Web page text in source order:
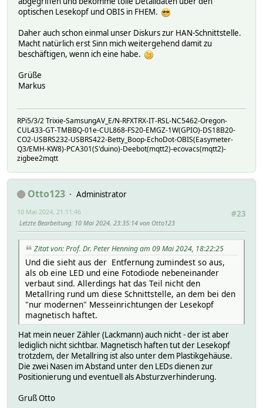
optischen Lesekopf und OBIS in FHEM.
Daher auch schon einmal unser Diskurs zur HAN-Schnittstelle.
Macht natürlich erst Sinn mich weitergehend damit zu
beschäftigen, wenn ich eine habe.
Grüße
Markus
RPi5/3/2 Trixie-SamsungAV_E/N-RFXTRX-IT-RSL-NC5462-Oregon-
CUL433-GT-TMBBQ-01e-CUL868-FS20-EMGZ-1W(GPIO)-DS18B20-
CO2-USBRS232-USBRS422-Betty_Boop-EchoDot-OBIS(Easymeter-
Q3/EMH-KW8)-PCA301(S'duino)-Deebot(mqtt2)-ecovacs(mqtt2)-
zigbee2mqtt
Otto123
Administrator
#23
10 Mai 2024, 21:11:46
Letzte Bearbeitung: 10 Mai 2024, 23:35:14 von Otto123
Zitat von: Prof. Dr. Peter Henning am 09 Mai 2024, 18:22:25
Und die sieht aus der Entfernung zumindest so aus,
als ob eine LED und eine Fotodiode nebeneinander
verbaut sind. Allerdings hat das Teil nicht den
Metallring rund um diese Schnittstelle, an dem bei den
"nur modernen" Messeinrichtungen der Lesekopf
magnetisch haftet.
Hat mein neuer Zähler (Lackmann) auch nicht - der ist aber
lediglich nicht sichtbar. Magnetisch haften tut der Lesekopf
trotzdem, der Metallring ist also unter dem Plastikgehäuse.
Die zwei Nasen im Abstand unter den LEDs dienen zur
Positionierung und eventuell als Absturzverhinderung.
Gruß Otto